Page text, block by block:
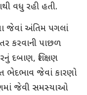
વધુ રહી હતી.
જેવાં અંતિમ પગલાં
કરવાની પાછળ
દબાણ, શિક્ષણ
ભેદભાવ જેવાં કારણો
જેવી સમસ્યાઓ